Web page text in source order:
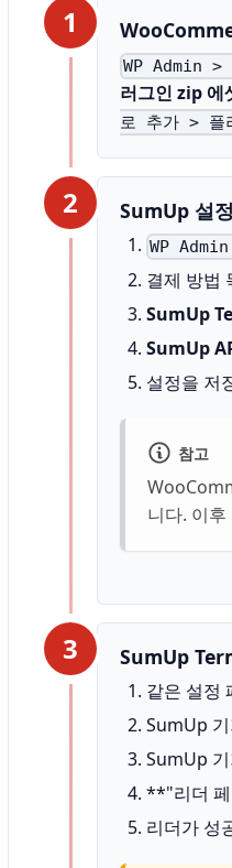
1
WP Admin
러그인 zip 에
로 추가 > 플
2 SumUp 설
WP
결제 방법
SumUp
SumUp
설정을 저
참고
니다. 이
3 SumUp
같은 설정
SumUp
SumUp
**"리더
리더가 성